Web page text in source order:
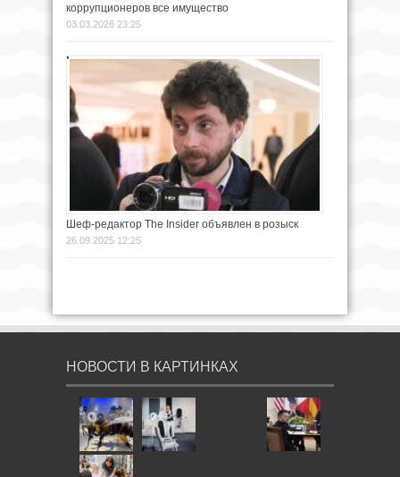
коррупционеров все имущество
03.03.2026 23:25
Шеф-редактор The Insider объявлен в розыск
26.09.2025 12:25
НОВОСТИ В КАРТИНКАХ